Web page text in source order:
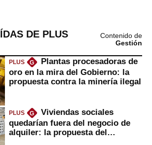
DE PLUS
Contenido de
Gestión
PLUS G
Plantas procesadoras de
oro en la mira del Gobierno: la
propuesta contra la minería ilegal
PLUS G
Viviendas sociales
quedarían fuera del negocio de
alquiler: la propuesta del